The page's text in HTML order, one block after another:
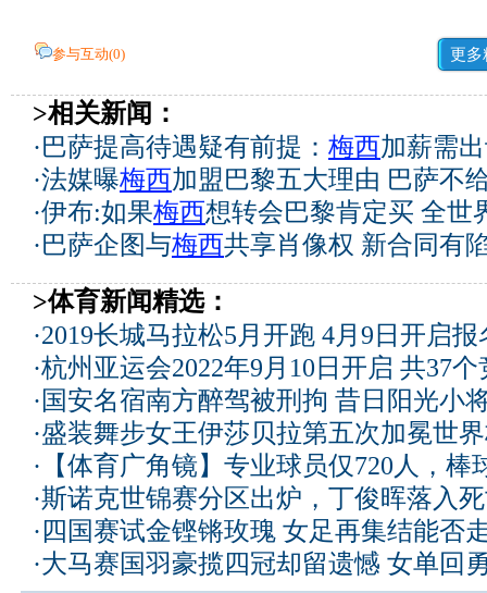
参与互动(0) 更多
>相关新闻：
·巴萨提高待遇疑有前提： 梅西加薪需
·法媒曝梅西加盟巴黎五大理由 巴萨不
·伊布:如果梅西想转会巴黎肯定买 全世
·巴萨企图与梅西共享肖像权 新合同有
>体育新闻精选：
·2019长城马拉松5月开跑 4月9日开启报
·杭州亚运会2022年9月10日开启 共37
· 国安名宿南方醉驾被刑拘 昔日阳光小
·盛装舞步女王伊莎贝拉第五次加冕世
· 【体育广角镜】专业球员仅720人，
·斯诺克世锦赛分区出炉，丁俊晖落入
· 四国赛试金铿锵玫瑰 女足再集结能否
·大马赛国羽豪揽四冠却留遗憾 女单回